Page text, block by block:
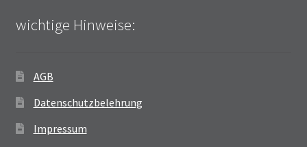
wichtige Hinweise:
AGB
Datenschutzbelehrung
Impressum